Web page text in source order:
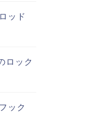
ッド
ロック
ック